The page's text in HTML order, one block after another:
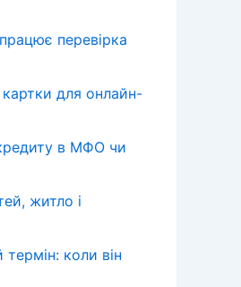
перевірка
картки для онлайн-
в МФО чи
житло і
коли він